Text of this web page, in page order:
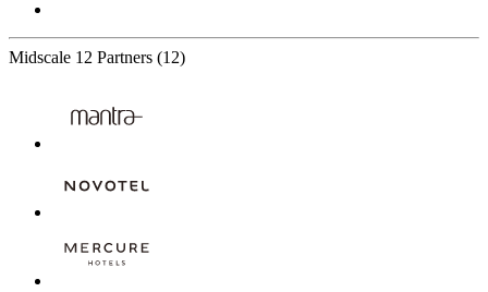
Midscale 12 Partners (12)